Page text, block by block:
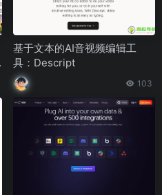
基于文本的AI音视频编辑工
具：Descript
103